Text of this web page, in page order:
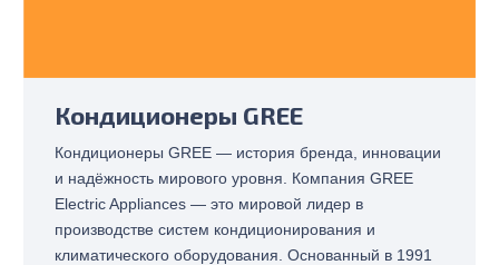
Кондиционеры GREE
Кондиционеры GREE — история бренда, инновации
и надёжность мирового уровня. Компания GREE
Electric Appliances — это мировой лидер в
производстве систем кондиционирования и
климатического оборудования. Основанный в 1991